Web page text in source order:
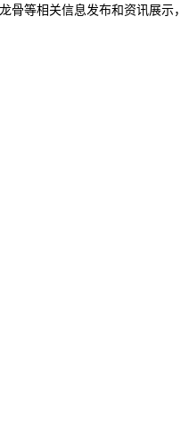
骨等相关信息发布和资讯展示